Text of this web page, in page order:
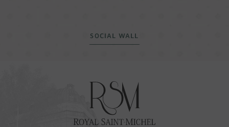
SOCIAL WALL